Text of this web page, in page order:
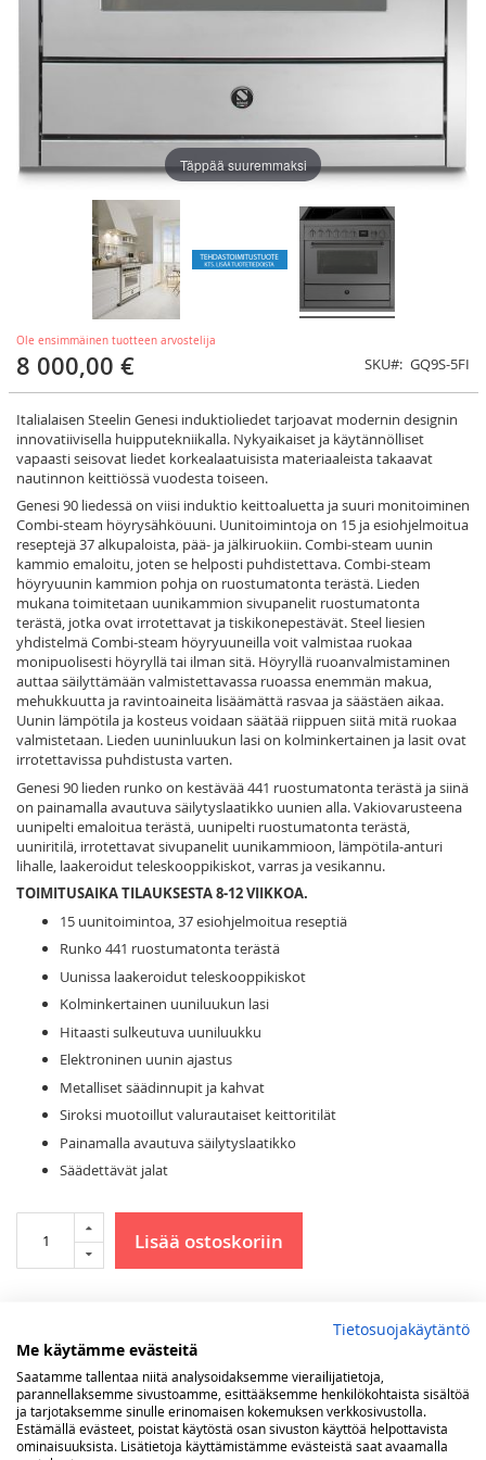
Ole ensimmäinen tuotteen arvostelija
8 000,00 € SKU GQ9S-5FI
Italialaisen Steelin Genesi induktioliedet tarjoavat modernin designin
innovatiivisella huipputekniikalla. Nykyaikaiset ja käytännölliset
vapaasti seisovat liedet korkealaatuisista materiaaleista takaavat
nautinnon keittiössä vuodesta toiseen.
Genesi 90 liedessä on viisi induktio keittoaluetta ja suuri monitoiminen
Combi-steam höyrysähköuuni. Uunitoimintoja on 15 ja esiohjelmoitua
reseptejä 37 alkupaloista, pää- ja jälkiruokiin. Combi-steam uunin
kammio emaloitu, joten se helposti puhdistettava. Combi-steam
höyryuunin kammion pohja on ruostumatonta terästä. Lieden
mukana toimitetaan uunikammion sivupanelit ruostumatonta
terästä, jotka ovat irrotettavat ja tiskikonepestävät. Steel liesien
yhdistelmä Combi-steam höyryuuneilla voit valmistaa ruokaa
monipuolisesti höyryllä tai ilman sitä. Höyryllä ruoanvalmistaminen
auttaa säilyttämään valmistettavassa ruoassa enemmän makua,
mehukkuutta ja ravintoaineita lisäämättä rasvaa ja säästäen aikaa.
Uunin lämpötila ja kosteus voidaan säätää riippuen siitä mitä ruokaa
valmistetaan. Lieden uuninluukun lasi on kolminkertainen ja lasit ovat
irrotettavissa puhdistusta varten.
Genesi 90 lieden runko on kestävää 441 ruostumatonta terästä ja siinä
on painamalla avautuva säilytyslaatikko uunien alla. Vakiovarusteena
uunipelti emaloitua terästä, uunipelti ruostumatonta terästä,
uuniritilä, irrotettavat sivupanelit uunikammioon, lämpötila-anturi
lihalle, laakeroidut teleskooppikiskot, varras ja vesikannu.
TOIMITUSAIKA TILAUKSESTA 8-12 VIIKKOA.
15 uunitoimintoa, 37 esiohjelmoitua reseptiä
Runko 441 ruostumatonta terästä
Uunissa laakeroidut teleskooppikiskot
Kolminkertainen uuniluukun lasi
Hitaasti sulkeutuva uuniluukku
Elektroninen uunin ajastus
Metalliset säädinnupit ja kahvat
Siroksi muotoillut valurautaiset keittoritilät
Painamalla avautuva säilytyslaatikko
Säädettävät jalat
Lisää ostoskoriin
Täppää suuremmaksi
Lisätietoja
Lisätietojalxsxk 90 x 60 x 90 (-97) cm
2 x 1,85 kW - 1 x 2,1 kW 2 flex zones x 2,1
kW
Tietosuojakäytäntö
Me käytämme evästeitä
Saatamme tallentaa niitä analysoidaksemme vierailijatietoja,
parannellaksemme sivustoamme, esittääksemme henkilökohtaista sisältöä
ja tarjotaksemme sinulle erinomaisen kokemuksen verkkosivustolla.
Estämällä evästeet, poistat käytöstä osan sivuston käyttöä helpottavista
ominaisuuksista. Lisätietoja käyttämistämme evästeistä saat avaamalla